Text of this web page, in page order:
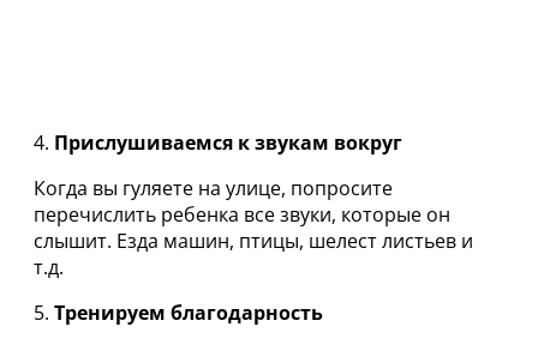
4. Прислушиваемся к звукам вокруг
Когда вы гуляете на улице, попросите
перечислить ребенка все звуки, которые он
слышит. Езда машин, птицы, шелест листьев и
т.д.
5. Тренируем благодарность